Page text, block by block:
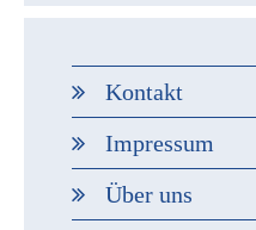
Kontakt
Impressum
Über uns